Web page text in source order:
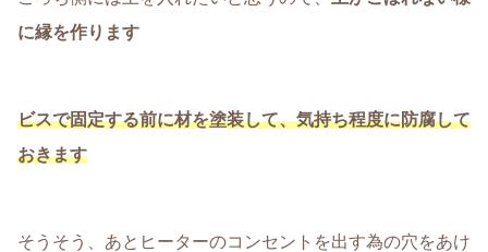
に縁を作ります
ビスで固定する前に材を塗装して、気持ち程度に防腐して
おきます
そうそう、あとヒーターのコンセントを出す為の穴をあけ